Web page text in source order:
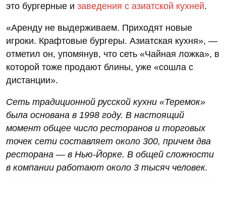
это бургерные и заведения с азиатской кухней.
«Аренду не выдерживаем. Приходят новые
игроки. Крафтовые бургеры. Азиатская кухня», —
отметил он, упомянув, что сеть «Чайная ложка», в
которой тоже продают блины, уже «сошла с
дистанции».
Сеть традиционной русской кухни «Теремок»
была основана в 1998 году. В настоящий
момент общее число ресторанов и торговых
точек сети составляет около 300, причем два
ресторана — в Нью-Йорке. В общей сложности
в компании работают около 3 тысяч человек.